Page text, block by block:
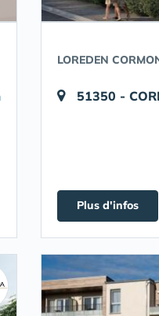
LOREDEN
51350 -
Plus d'infos